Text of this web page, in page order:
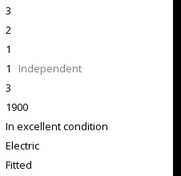
3
2
1
1 Independent
3
1900
In excellent condition
Electric
Fitted